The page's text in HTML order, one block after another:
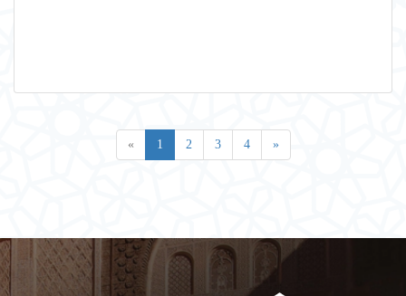
« 1 2 3 4 »